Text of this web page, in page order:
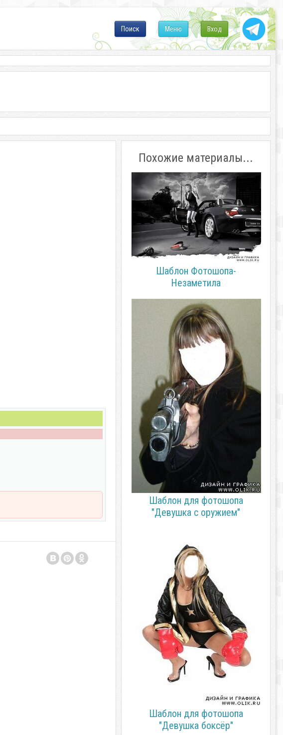
Вход
Меню
Поиск
Похожие материалы...
Шаблон Фотошопа-
Незаметила
Шаблон для фотошопа
"Девушка с оружием"
Шаблон для фотошопа
"Девушка боксёр"